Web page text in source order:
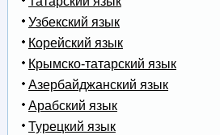
Узбекский язык
Корейский язык
Крымско-татарский язык
Азербайджанский язык
Арабский язык
Турецкий язык